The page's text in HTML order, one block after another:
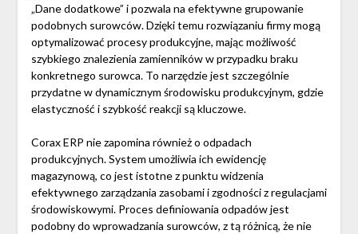
„Dane dodatkowe” i pozwala na efektywne grupowanie
podobnych surowców. Dzięki temu rozwiązaniu firmy mogą
optymalizować procesy produkcyjne, mając możliwość
szybkiego znalezienia zamienników w przypadku braku
konkretnego surowca. To narzędzie jest szczególnie
przydatne w dynamicznym środowisku produkcyjnym, gdzie
elastyczność i szybkość reakcji są kluczowe.
Corax ERP nie zapomina również o odpadach
produkcyjnych. System umożliwia ich ewidencję
magazynową, co jest istotne z punktu widzenia
efektywnego zarządzania zasobami i zgodności z regulacjami
środowiskowymi. Proces definiowania odpadów jest
podobny do wprowadzania surowców, z tą różnicą, że nie